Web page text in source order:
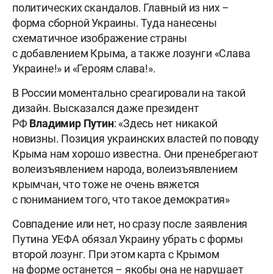
политических скандалов. Главный из них –
форма сборной Украины. Туда нанесены
схематичное изображение страны
с добавлением Крыма, а также лозунги «Слава
Украине!» и «Героям слава!».
В России моментально среагировали на такой
дизайн. Высказался даже президент
РФВладимир Путин: «Здесь нет никакой
новизны. Позиция украинских властей по поводу
Крыма нам хорошо известна. Они пренебрегают
волеизъявлением народа, волеизъявлением
крымчан, что тоже не очень вяжется
с пониманием того, что такое демократия»
Совпадение или нет, но сразу после заявления
Путина УЕФА обязал Украину убрать с формы
второй лозунг. При этом карта с Крымом
на форме останется – якобы она не нарушает